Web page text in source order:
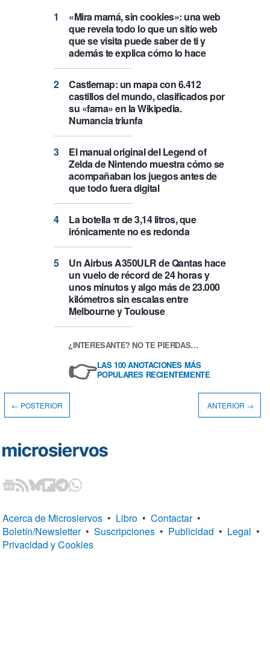
«Mira mamá, sin cookies»: una web
que revela todo lo que un sitio web
que se visita puede saber de ti y
además te explica cómo lo hace
Castlemap: un mapa con 6.412
castillos del mundo, clasificados por
su «fama» en la Wikipedia.
Numancia triunfa
El manual original del Legend of
Zelda de Nintendo muestra cómo se
acompañaban los juegos antes de
que todo fuera digital
La botella π de 3,14 litros, que
irónicamente no es redonda
Un Airbus A350ULR de Qantas hace
un vuelo de récord de 24 horas y
unos minutos y algo más de 23.000
kilómetros sin escalas entre
Melbourne y Toulouse
¿INTERESANTE? NO TE PIERDAS…
👉LAS 100 ANOTACIONES MÁS
POPULARES RECIENTEMENTE
← POSTERIOR ANTERIOR →
Acerca de Microsiervos • Libro • Contactar •
Boletín/Newsletter • Suscripciones • Publicidad • Legal •
Privacidad y Cookies